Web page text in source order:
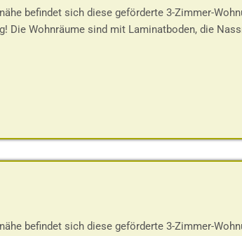
befindet sich diese geförderte 3-Zimmer-
Die Wohnräume sind mit Laminatboden, die
befindet sich diese geförderte 3-Zimmer-